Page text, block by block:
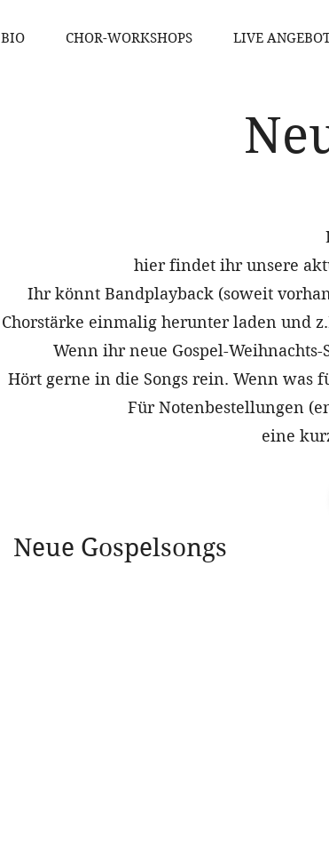
BIO CHOR-WORKSHOPS LIVE
hier findet ihr unsere
Ihr könnt Bandplayback (soweit
Chorstärke einmalig herunter laden und
Wenn ihr neue Gospel-
Hört gerne in die Songs rein. Wenn was
Für Notenbestellungen
eine
Neue Gospelsongs